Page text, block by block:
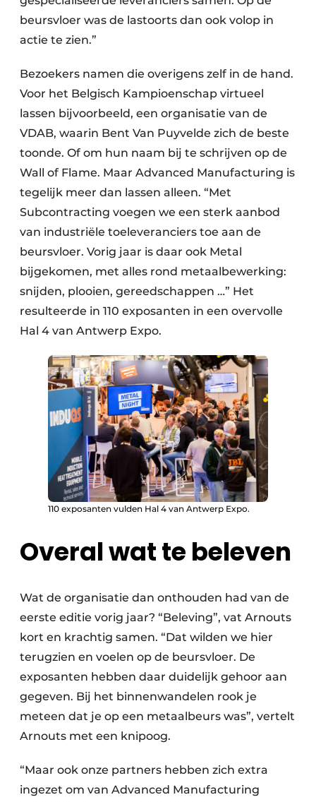
beursvloer was de lastoorts dan ook volop in
actie te zien.”
Bezoekers namen die overigens zelf in de hand.
Voor het Belgisch Kampioenschap virtueel
lassen bijvoorbeeld, een organisatie van de
VDAB, waarin Bent Van Puyvelde zich de beste
toonde. Of om hun naam bij te schrijven op de
Wall of Flame. Maar Advanced Manufacturing is
tegelijk meer dan lassen alleen. “Met
Subcontracting voegen we een sterk aanbod
van industriële toeleveranciers toe aan de
beursvloer. Vorig jaar is daar ook Metal
bijgekomen, met alles rond metaalbewerking:
snijden, plooien, gereedschappen …” Het
resulteerde in 110 exposanten in een overvolle
Hal 4 van Antwerp Expo.
110 exposanten vulden Hal 4 van Antwerp Expo.
Overal wat te beleven
Wat de organisatie dan onthouden had van de
eerste editie vorig jaar? “Beleving”, vat Arnouts
kort en krachtig samen. “Dat wilden we hier
terugzien en voelen op de beursvloer. De
exposanten hebben daar duidelijk gehoor aan
gegeven. Bij het binnenwandelen rook je
meteen dat je op een metaalbeurs was”, vertelt
Arnouts met een knipoog.
“Maar ook onze partners hebben zich extra
ingezet om van Advanced Manufacturing